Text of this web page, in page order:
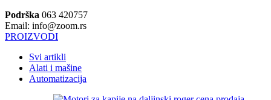
Podrška 063 420757
Email: info@zoom.rs
PROIZVODI
Svi artikli
Alati i mašine
Automatizacija